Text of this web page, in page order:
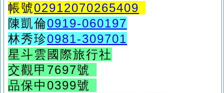
帳號02912070265409
陳凱倫0919-060197
林秀珍0981-309701
星斗雲國際旅行社
交觀甲7697號
品保中0399號